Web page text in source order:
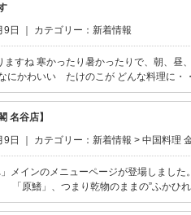
日 ｜ カテゴリー： 新着情報
ますね 寒かったり暑かったりで、朝
にかわいい たけのこが どんな料理に・
名谷店】
日 ｜ カテゴリー： 新着情報 > 中国料理
メインのメニューページが登場しまし
「原鰭」、つまり乾物のままの”ふかひ